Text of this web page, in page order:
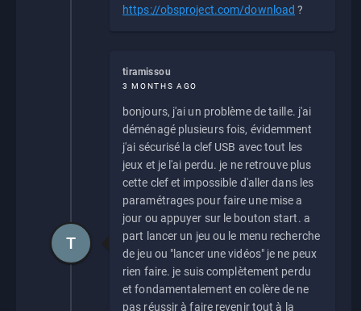
https://obsproject.com/download ?
tiramissou
3 MONTHS AGO
bonjours, j'ai un problème de taille. j'ai
déménagé plusieurs fois, évidemment
j'ai sécurisé la clef USB avec tout les
jeux et je l'ai perdu. je ne retrouve plus
cette clef et impossible d'aller dans les
paramétrages pour faire une mise a
jour ou appuyer sur le bouton start. a
part lancer un jeu ou le menu recherche
de jeu ou "lancer une vidéos" je ne peux
rien faire. je suis complètement perdu
et fondamentalement en colère de ne
pas réussir à faire revenir tout à la
T